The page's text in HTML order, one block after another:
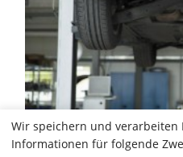
Wir speichern und verarbeiten
Informationen für folgende